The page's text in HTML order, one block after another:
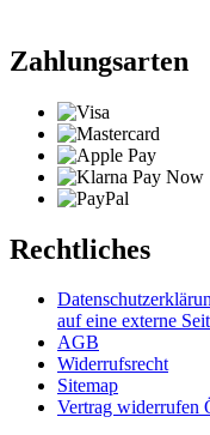
Zahlungsarten
Rechtliches
auf eine externe
AGB
Widerrufsrecht
Sitemap
Vertrag widerrufen